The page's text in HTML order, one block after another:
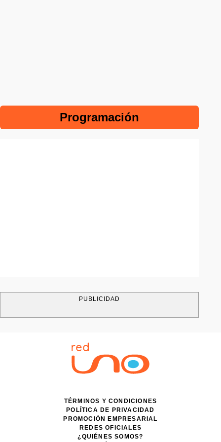
Programación
PUBLICIDAD
TÉRMINOS Y CONDICIONES
POLÍTICA DE PRIVACIDAD
PROMOCIÓN EMPRESARIAL
REDES OFICIALES
¿QUIÉNES SOMOS?